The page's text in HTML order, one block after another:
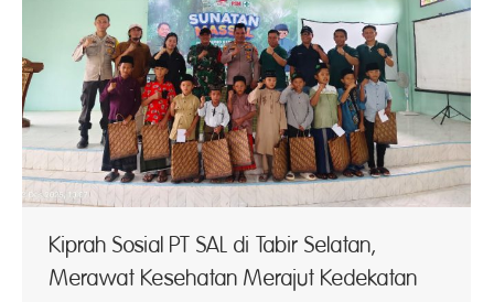
Kiprah Sosial PT SAL di Tabir Selatan,
Merawat Kesehatan Merajut Kedekatan